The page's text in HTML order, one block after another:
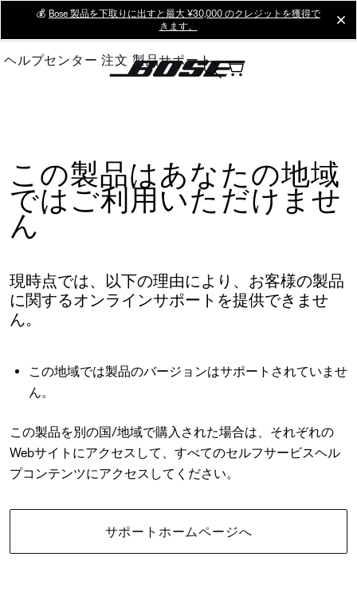
Main
💰 Bose 製品を下取りに出すと最大 ¥30,000 のクレジットを獲得で
きます。
ヘルプセンター 注文 製品サポート
この製品はあなたの地域
ではご利用いただけませ
ん
現時点では、以下の理由により、お客様の製品
に関するオンラインサポートを提供できませ
ん。
この地域では製品のバージョンはサポートされていませ
ん。
この製品を別の国/地域で購入された場合は、それぞれの
Webサイトにアクセスして、すべてのセルフサービスヘル
プコンテンツにアクセスしてください。
サポートホームページへ